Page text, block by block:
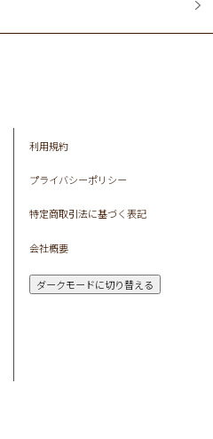
利用規約
プライバシーポリシー
特定商取引法に基づく表記
会社概要
ダークモードに切り替える